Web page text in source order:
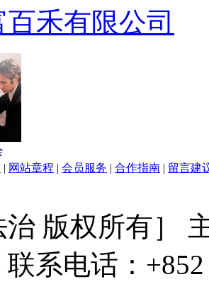
禾有限公司
| 网站章程 | 会员服务 | 合作指南 | 留言建
治 版权所有］
电话：+852